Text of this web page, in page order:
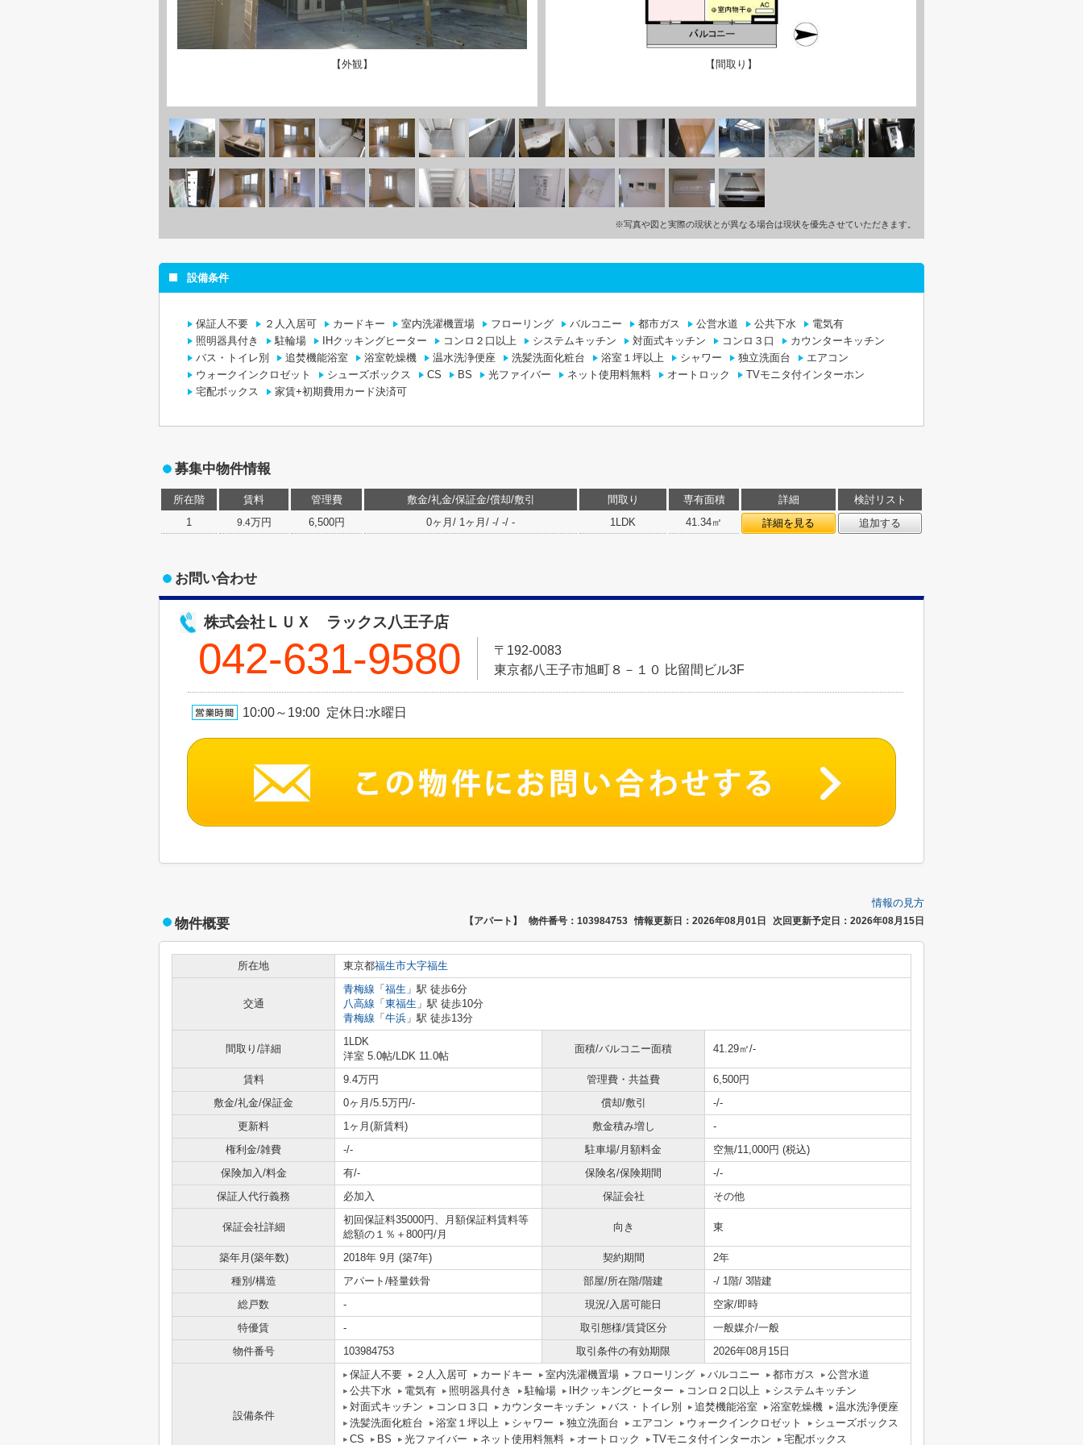
【外観】 【間取り】
※写真や図と実際の現状とが異なる場合は現状を優先させていただきます。
設備条件
保証人不要 ２人入居可 カードキー 室内洗濯機置場 フローリング バルコニー 都市ガス 公営水道 公共下水
電気有
照明器具付き
駐輪場 IHクッキングヒーター コンロ２口以上 システムキッチン 対面式キッチン コンロ３口
カウンターキッチン
バス・トイレ別
追焚機能浴室 浴室乾燥機 温水洗浄便座 洗髪洗面化粧台 浴室１坪以上 シャワー 独立洗面台
エアコン
ウォークインクロゼット
シューズボックス CS BS 光ファイバー ネット使用料無料 オートロック
TVモニタ付インターホン
宅配ボックス
家賃+初期費用カード決済可
募集中物件情報
所在階 賃料 管理費 敷金/礼金/保証金/償却/敷引 間取り 専有面積 詳細
検討リスト
1
9.4万円 6,500円 0ヶ月/ 1ヶ月/ -/ -/ - 1LDK 41.34㎡ 詳細を見る 追加する
お問い合わせ
株式会社ＬＵＸ ラックス八王子店
042-631-9580
〒192-0083
東京都八王子市旭町８－１０ 比留間ビル3F
10:00～19:00 定休日:水曜日
情報の見方
物件概要 【アパート】 物件番号：103984753 情報更新日：2026年08月01日 次回更新予定日：2026年08月15日
所在地 東京都福生市大字福生
交通
青梅線 「 福生 」駅 徒歩6分
八高線 「 東福生 」駅 徒歩10分
青梅線 「 牛浜 」駅 徒歩13分
間取り/詳細
1LDK
洋室 5.0帖/LDK 11.0帖
面積/バルコニー面積 41.29㎡/-
賃料 9.4万円 管理費・共益費
6,500円
敷金/礼金/保証金
0ヶ月/5.5万円/- 償却/敷引
-/-
更新料
1ヶ月(新賃料) 敷金積み増し
-
権利金/雑費
-/- 駐車場/月額料金
空無/11,000円 (税込)
保険加入/料金
有/- 保険名/保険期間
-/-
保証人代行義務
必加入 保証会社 その他
保証会社詳細
初回保証料35000円、月額保証料賃料等
総額の１％＋800円/月
向き 東
築年月(築年数) 2018年 9月 (築7年) 契約期間
2年
種別/構造
アパート/軽量鉄骨 部屋/所在階/階建
-/ 1階/ 3階建
総戸数
- 現況/入居可能日
空家/即時
特優賃
- 取引態様/賃貸区分
一般媒介/一般
物件番号
103984753 取引条件の有効期限 2026年08月15日
設備条件
保証人不要 ２人入居可 カードキー 室内洗濯機置場 フローリング バルコニー 都市ガス
公営水道
公共下水
電気有 照明器具付き 駐輪場 IHクッキングヒーター コンロ２口以上
システムキッチン
対面式キッチン
コンロ３口 カウンターキッチン バス・トイレ別 追焚機能浴室 浴室乾燥機
温水洗浄便座
洗髪洗面化粧台
浴室１坪以上 シャワー 独立洗面台 エアコン ウォークインクロゼット
シューズボックス
CS
BS 光ファイバー ネット使用料無料 オートロック TVモニタ付インターホン
宅配ボックス